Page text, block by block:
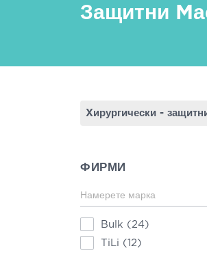
Защитни
Xирургически -
ФИРМИ
Bulk (24)
TiLi (12)